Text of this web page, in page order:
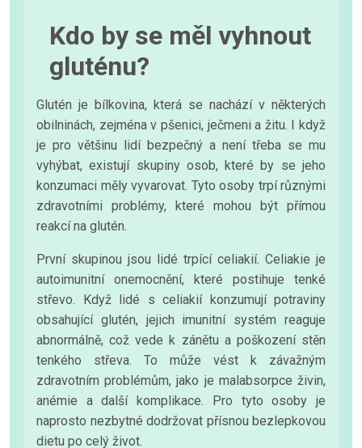
Kdo by se měl vyhnout
gluténu?
Glutén je bílkovina, která se nachází v některých
obilninách, zejména v pšenici, ječmeni a žitu. I když
je pro většinu lidí bezpečný a není třeba se mu
vyhýbat, existují skupiny osob, které by se jeho
konzumaci měly vyvarovat. Tyto osoby trpí různými
zdravotními problémy, které mohou být přímou
reakcí na glutén.
První skupinou jsou lidé trpící celiakií. Celiakie je
autoimunitní onemocnění, které postihuje tenké
střevo. Když lidé s celiakií konzumují potraviny
obsahující glutén, jejich imunitní systém reaguje
abnormálně, což vede k zánětu a poškození stěn
tenkého střeva. To může vést k závažným
zdravotním problémům, jako je malabsorpce živin,
anémie a další komplikace. Pro tyto osoby je
naprosto nezbytné dodržovat přísnou bezlepkovou
dietu po celý život.